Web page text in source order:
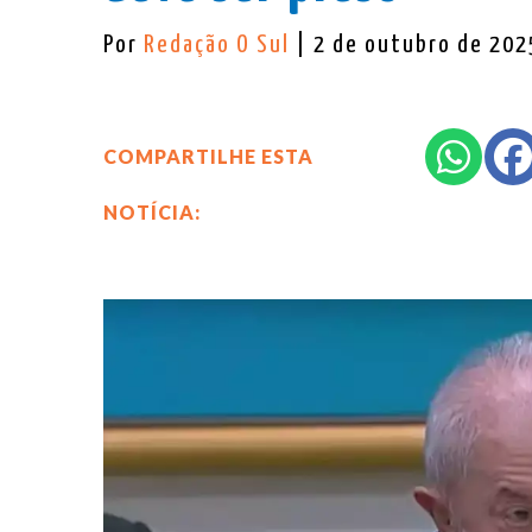
Por Redação O Sul | 2 de outubro de
COMPARTILHE ESTA
NOTÍCIA: